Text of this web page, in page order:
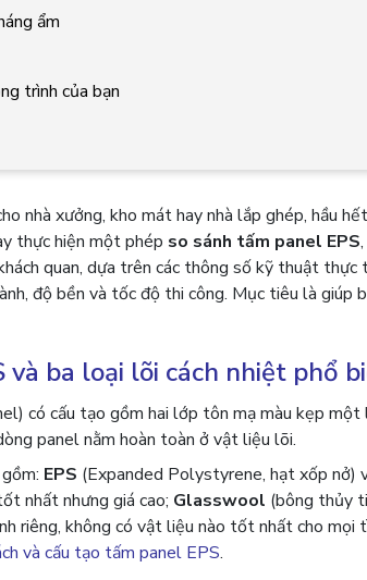
ẩm
trình của bạn
nhà xưởng, kho mát hay nhà lắp ghép, hầu
thực hiện một phép so sánh tấm panel EPS
quan, dựa trên các thông số kỹ thuật
độ bền và tốc độ thi công. Mục tiêu là
và ba loại lõi cách nhiệt phổ
có cấu tạo gồm hai lớp tôn mạ màu kẹp
panel nằm hoàn toàn ở vật liệu lõi.
EPS (Expanded Polystyrene, hạt xốp nở)
nhất nhưng giá cao; Glasswool (bông thủy
riêng, không có vật liệu nào tốt nhất cho
và cấu tạo tấm panel EPS.